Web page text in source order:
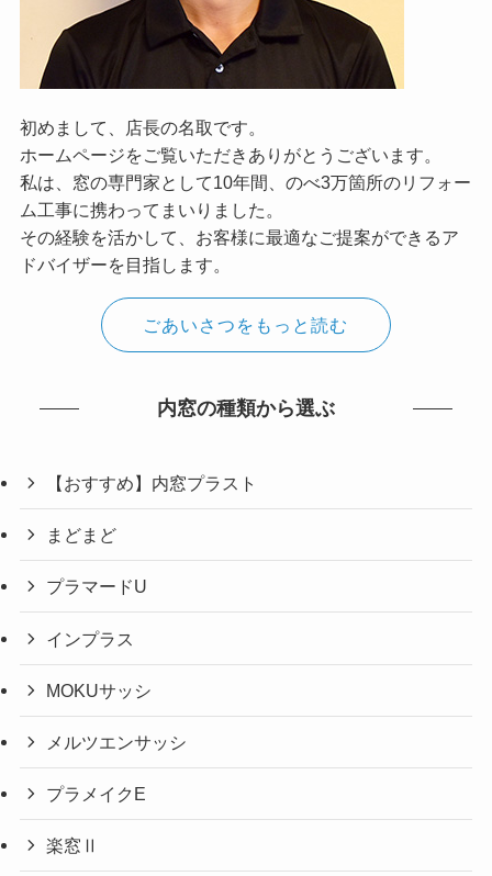
初めまして、店長の名取です。
ホームページをご覧いただきありがとうございます。
私は、窓の専門家として10年間、のべ3万箇所のリフォー
ム工事に携わってまいりました。
その経験を活かして、お客様に最適なご提案ができるア
ドバイザーを目指します。
ごあいさつをもっと読む
内窓の種類から選ぶ
【おすすめ】内窓プラスト
まどまど
プラマードU
インプラス
MOKUサッシ
メルツエンサッシ
プラメイクE
楽窓Ⅱ